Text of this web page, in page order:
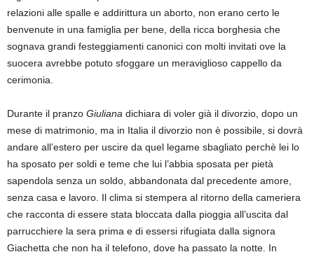
relazioni alle spalle e addirittura un aborto, non erano certo le
benvenute in una famiglia per bene, della ricca borghesia che
sognava grandi festeggiamenti canonici con molti invitati ove la
suocera avrebbe potuto sfoggare un meraviglioso cappello da
cerimonia.
Durante il pranzo Giuliana dichiara di voler già il divorzio, dopo un
mese di matrimonio, ma in Italia il divorzio non è possibile, si dovrà
andare all’estero per uscire da quel legame sbagliato perchè lei lo
ha sposato per soldi e teme che lui l’abbia sposata per pietà
sapendola senza un soldo, abbandonata dal precedente amore,
senza casa e lavoro. Il clima si stempera al ritorno della cameriera
che racconta di essere stata bloccata dalla pioggia all’uscita dal
parrucchiere la sera prima e di essersi rifugiata dalla signora
Giachetta che non ha il telefono, dove ha passato la notte. In